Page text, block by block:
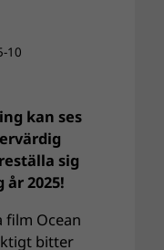
10
kan ses
sig
2025!
film Ocean
bitter